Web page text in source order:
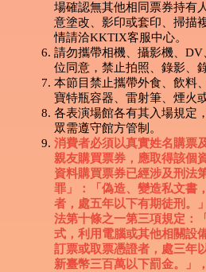
場確認無其他相同票券持有
意塗改、影印或套印、掃描
情請洽KKTIX客服中心。
請勿攜帶相機、攝影機、
位同意，禁止拍照、錄影、錄
本節目禁止攜帶外食、飲料
寶特瓶容器、雷射筆、煙火
各表演場館各有其入場規定
眾需遵守館方管制。
消費者必須以真實姓名購票
親友購買票券，應取得該個
資料購買票券已經涉及刑法
罪」：「偽造、變造私文書
者，處五年以下有期徒刑。
法第十條之一第三項規定：
式，利用電腦或其他相關設
訂票或取票憑證者，處三年
新臺幣三百萬以下罰金。」